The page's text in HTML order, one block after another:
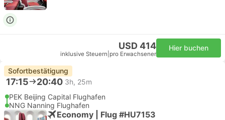
USD 414
inklusive Steuern pro Erwachsener
Hier buchen
Sofortbestätigung
17:15 20:40 3h, 25m
PEK Beijing Capital Flughafen
NNG Nanning Flughafen
Economy | Flug #HU7153